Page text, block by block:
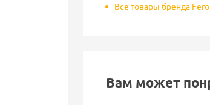
Все товары бренда
Вам может